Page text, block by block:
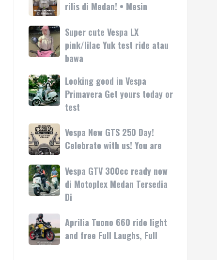
dan
250
Terima
kasih
250
terbaru
resmi
rilis
di
•
Mesin
rilis di Medan! • Mesin
Super
cute
Vespa
pink/lilac
Yuk
test
atau
bawa
Super cute Vespa LX
pink/lilac Yuk test ride atau
bawa
Looking
good
in
Primavera
Get
yours
or
test
Looking good in Vespa
Primavera Get yours today or
test
Vespa
New
GTS
250
Day!
Celebrate
with
You
are
Vespa New GTS 250 Day!
Celebrate with us! You are
Vespa
GTV
300cc
now
di
Motoplex
Vespa GTV 300cc ready now
di Motoplex Medan Tersedia
Di
Aprilia
Tuono
660
Aprilia Tuono 660 ride light
and free Full Laughs, Full